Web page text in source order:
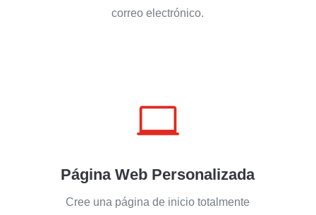
correo electrónico.

Página Web Personalizada
Cree una página de inicio totalmente